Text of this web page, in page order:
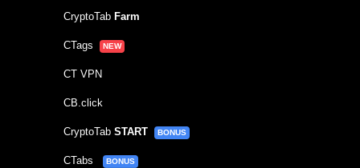
CryptoTab Farm
CTags NEW
CT VPN
CB.click
CryptoTab START BONUS
CTabs BONUS